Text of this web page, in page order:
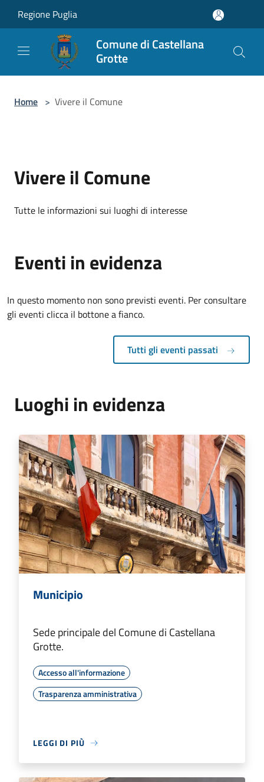
Regione Puglia
Comune di Castellana
Grotte
Home > Vivere il Comune
Vivere il Comune
Tutte le informazioni sui luoghi di interesse
Eventi in evidenza
In questo momento non sono previsti eventi. Per consultare
gli eventi clicca il bottone a fianco.
Tutti gli eventi passati
Luoghi in evidenza
Municipio
Sede principale del Comune di Castellana
Grotte.
Accesso all'informazione
Trasparenza amministrativa
LEGGI DI PIÙ